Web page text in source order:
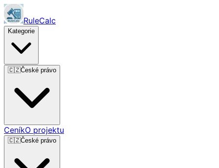
RuleCalc
Kategorie
🇨🇿České právo
CeníkO projektu
🇨🇿České právo